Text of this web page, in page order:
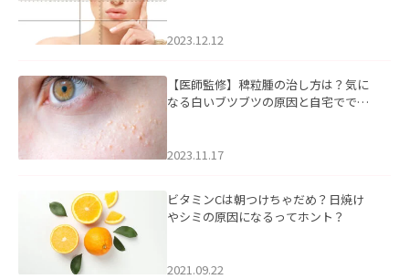
2023.12.12
【医師監修】稗粒腫の治し方は？気に
なる白いブツブツの原因と自宅ででき
2023.11.17
ビタミンCは朝つけちゃだめ？日焼け
やシミの原因になるってホント？
2021.09.22